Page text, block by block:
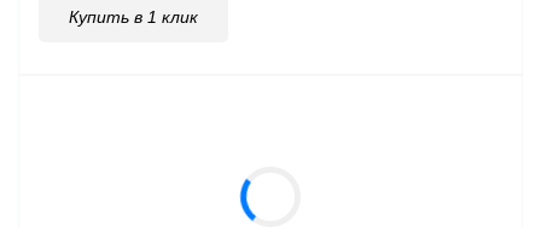
Купить в 1 клик